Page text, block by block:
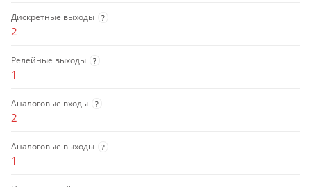
Дискретные выходы ?
2
Релейные выходы ?
1
Аналоговые входы ?
2
Аналоговые выходы ?
1